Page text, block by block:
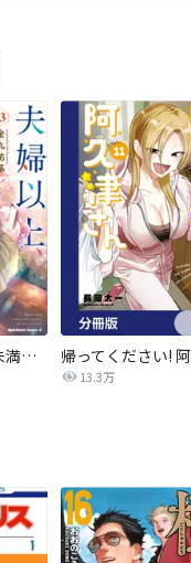
夫婦以上、恋人未満。【分冊版】
13.3万